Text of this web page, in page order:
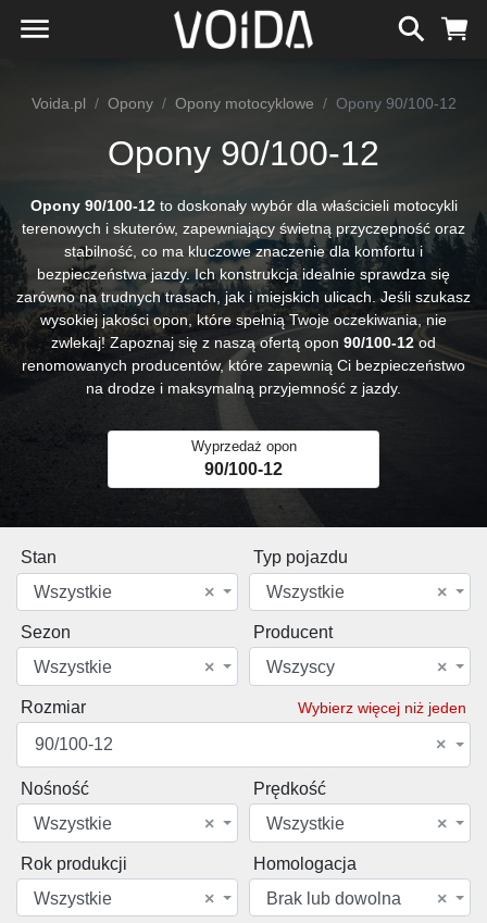
Voida.pl Opony Opony motocyklowe Opony 90/100-12
Opony 90/100-12
Opony 90/100-12to doskonały wybór dla właścicieli motocykli
terenowych i skuterów, zapewniający świetną przyczepność oraz
stabilność, co ma kluczowe znaczenie dla komfortu i
bezpieczeństwa jazdy. Ich konstrukcja idealnie sprawdza się
zarówno na trudnych trasach, jak i miejskich ulicach. Jeśli szukasz
wysokiej jakości opon, które spełnią Twoje oczekiwania, nie
zwlekaj! Zapoznaj się z naszą ofertą opon 90/100-12od
renomowanych producentów, które zapewnią Ci bezpieczeństwo
na drodze i maksymalną przyjemność z jazdy.
Wyprzedaż opon
90/100-12
Stan
×
Wszystkie
Typ pojazdu
×
Wszystkie
Sezon
×
Wszystkie
Producent
×
Wszyscy
Rozmiar Wybierz więcej niż jeden
×
90/100-12
Nośność
×
Wszystkie
Prędkość
×
Wszystkie
Rok produkcji
×
Wszystkie
Homologacja
×
Brak lub dowolna